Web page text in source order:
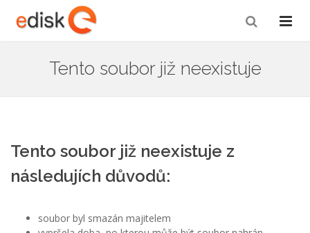
Tento soubor již neexistuje
Tento soubor již neexistuje z
následujích důvodů:
soubor byl smazán majitelem